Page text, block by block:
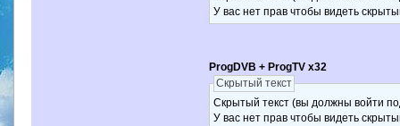
У вас нет прав чтобы видеть
ProgDVB + ProgTV x32
Скрытый текст
Скрытый текст (вы должны войти
У вас нет прав чтобы видеть